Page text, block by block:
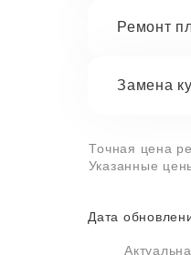
Ремонт
Замена
Точная цена
Указанные
Дата